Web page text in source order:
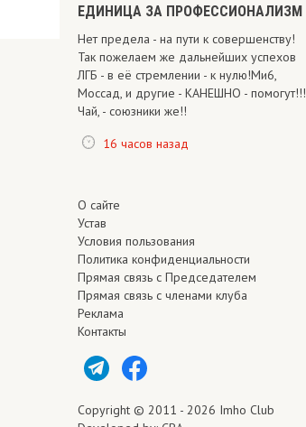
ЕДИНИЦА ЗА ПРОФЕССИОНАЛИЗМ
Нет предела - на пути к совершенству!
Так пожелаем же дальнейших успехов
ЛГБ - в её стремлении - к нулю!Ми6,
Моссад, и другие - КАНЕШНО - помогут!!!
Чай, - союзники же!!
16 часов назад
О сайте
Устав
Условия пользования
Политика конфиденциальности
Прямая связь с Председателем
Прямая связь c членами клуба
Реклама
Контакты
Copyright © 2011 - 2026 Imho Club